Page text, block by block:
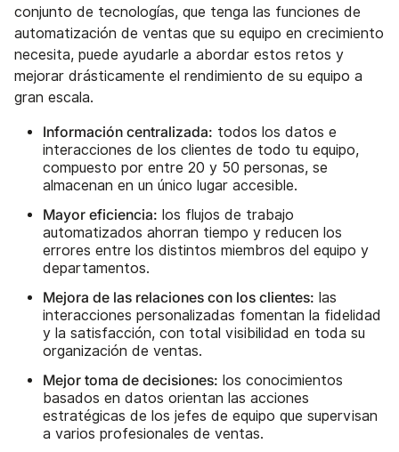
conjunto de tecnologías, que tenga las funciones de
automatización de ventas que su equipo en crecimiento
necesita, puede ayudarle a abordar estos retos y
mejorar drásticamente el rendimiento de su equipo a
gran escala.
Información centralizada: todos los datos e
interacciones de los clientes de todo tu equipo,
compuesto por entre 20 y 50 personas, se
almacenan en un único lugar accesible.
Mayor eficiencia: los flujos de trabajo
automatizados ahorran tiempo y reducen los
errores entre los distintos miembros del equipo y
departamentos.
Mejora de las relaciones con los clientes: las
interacciones personalizadas fomentan la fidelidad
y la satisfacción, con total visibilidad en toda su
organización de ventas.
Mejor toma de decisiones: los conocimientos
basados en datos orientan las acciones
estratégicas de los jefes de equipo que supervisan
a varios profesionales de ventas.